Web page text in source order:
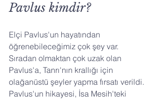
Pavlus kimdir?
Elçi Pavlus'un hayatından
öğrenebileceğimiz çok şey var.
Sıradan olmaktan çok uzak olan
Pavlus'a, Tanrı'nın krallığı için
olağanüstü şeyler yapma fırsatı verildi.
Pavlus'un hikayesi, İsa Mesih'teki